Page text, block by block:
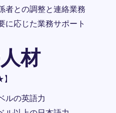
者との調整と連絡業務
に応じた業務サポート
材
ルの英語力